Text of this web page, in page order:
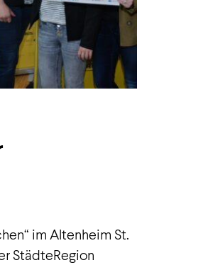
im Altenheim St.
StädteRegion